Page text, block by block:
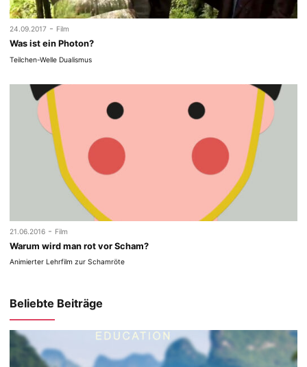
24.09.2017 - Film
Was ist ein Photon?
Teilchen-Welle Dualismus
21.06.2016 - Film
Warum wird man rot vor Scham?
Animierter Lehrfilm zur Schamröte
Beliebte Beiträge